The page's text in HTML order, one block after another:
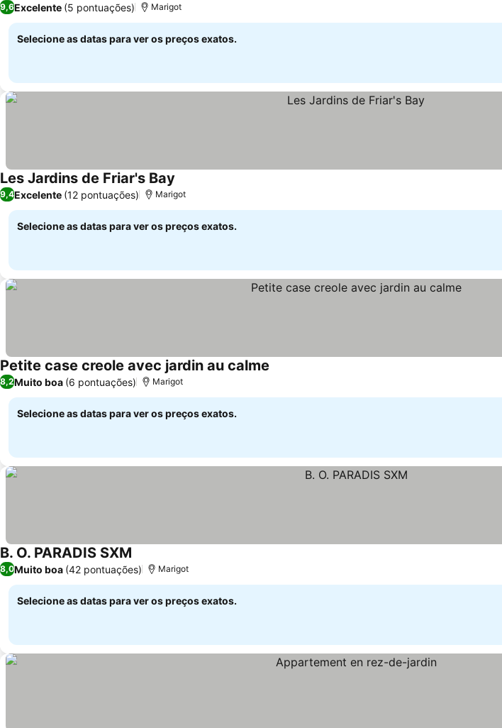
9,6Excelente (5 pontuações) Marigot
Selecione as datas para ver os preços exatos.
Les Jardins de Friar's Bay
9,4Excelente (12 pontuações) Marigot
Selecione as datas para ver os preços exatos.
Petite case creole avec jardin au calme
8,2Muito boa (6 pontuações) Marigot
Selecione as datas para ver os preços exatos.
B. O. PARADIS SXM
8,0Muito boa (42 pontuações) Marigot
Selecione as datas para ver os preços exatos.